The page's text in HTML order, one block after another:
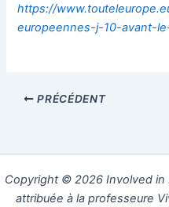
https://
europeennes-j-10-avant-
PRÉCÉDENT
Copyright © 2026 Involved in
attribuée à la professeure